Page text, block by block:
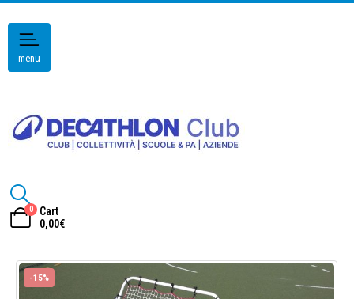
menu
0
Cart
0,00€
-15%